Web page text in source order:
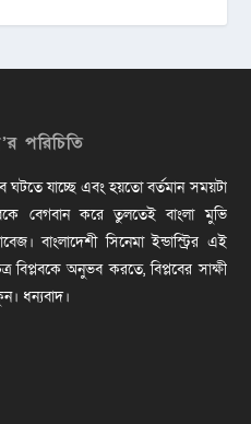
পরিচিতি
ঘটতে যাচ্ছে এবং হয়তো বর্তমান সময়টা
বেগবান করে তুলতেই বাংলা মুভি
বাংলাদেশী সিনেমা ইন্ডাস্ট্রির এই
বিপ্লবকে অনুভব করতে, বিপ্লবের সাক্ষী
ধন্যবাদ।